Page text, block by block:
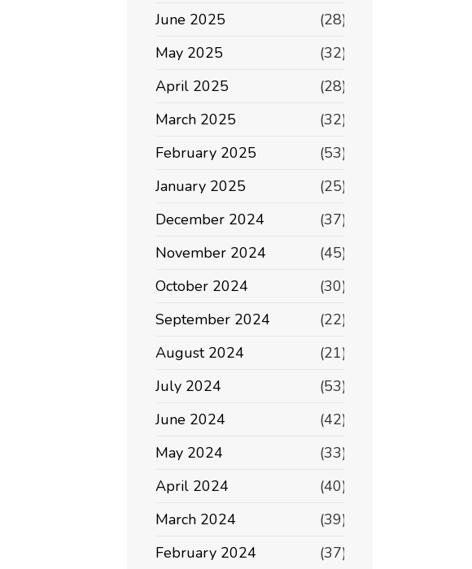
June 2025
(28)
May 2025
(32)
April 2025
(28)
March 2025
(32)
February 2025
(53)
January 2025
(25)
December 2024
(37)
November 2024
(45)
October 2024
(30)
September 2024
(22)
August 2024
(21)
July 2024
(53)
June 2024
(42)
May 2024
(33)
April 2024
(40)
March 2024
(39)
February 2024
(37)